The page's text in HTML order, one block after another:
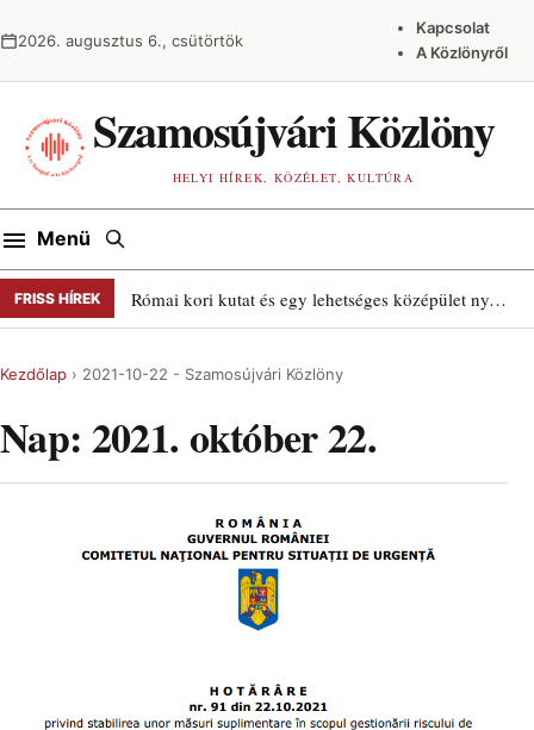
2026. augusztus 6., csütörtök
Kapcsolat
A Közlönyről
Szamosújvári Közlöny
HELYI HÍREK, KÖZÉLET, KULTÚRA
Menü Keresés
FRISS HÍREK Római kori kutat és egy lehetséges középület nyomait találták Szamosújváron
Kezdőlap › 2021-10-22 - Szamosújvári Közlöny
Nap: 2021. október 22.